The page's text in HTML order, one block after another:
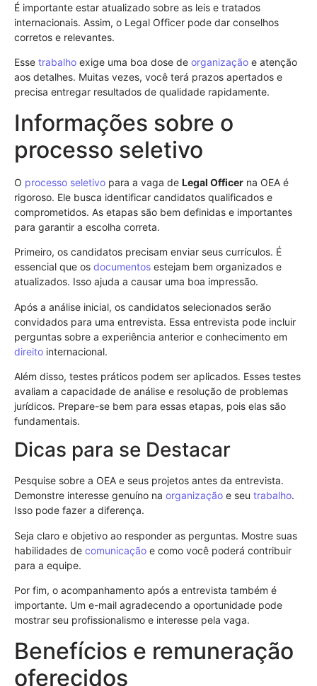
É importante estar atualizado sobre as leis e tratados
internacionais. Assim, o Legal Officer pode dar conselhos
corretos e relevantes.
Esse trabalho exige uma boa dose de organização e atenção
aos detalhes. Muitas vezes, você terá prazos apertados e
precisa entregar resultados de qualidade rapidamente.
Informações sobre o
processo seletivo
O processo seletivo para a vaga de Legal Officer na OEA é
rigoroso. Ele busca identificar candidatos qualificados e
comprometidos. As etapas são bem definidas e importantes
para garantir a escolha correta.
Primeiro, os candidatos precisam enviar seus currículos. É
essencial que os documentos estejam bem organizados e
atualizados. Isso ajuda a causar uma boa impressão.
Após a análise inicial, os candidatos selecionados serão
convidados para uma entrevista. Essa entrevista pode incluir
perguntas sobre a experiência anterior e conhecimento em
direito internacional.
Além disso, testes práticos podem ser aplicados. Esses testes
avaliam a capacidade de análise e resolução de problemas
jurídicos. Prepare-se bem para essas etapas, pois elas são
fundamentais.
Dicas para se Destacar
Pesquise sobre a OEA e seus projetos antes da entrevista.
Demonstre interesse genuíno na organização e seu trabalho.
Isso pode fazer a diferença.
Seja claro e objetivo ao responder as perguntas. Mostre suas
habilidades de comunicação e como você poderá contribuir
para a equipe.
Por fim, o acompanhamento após a entrevista também é
importante. Um e-mail agradecendo a oportunidade pode
mostrar seu profissionalismo e interesse pela vaga.
Benefícios e remuneração
oferecidos